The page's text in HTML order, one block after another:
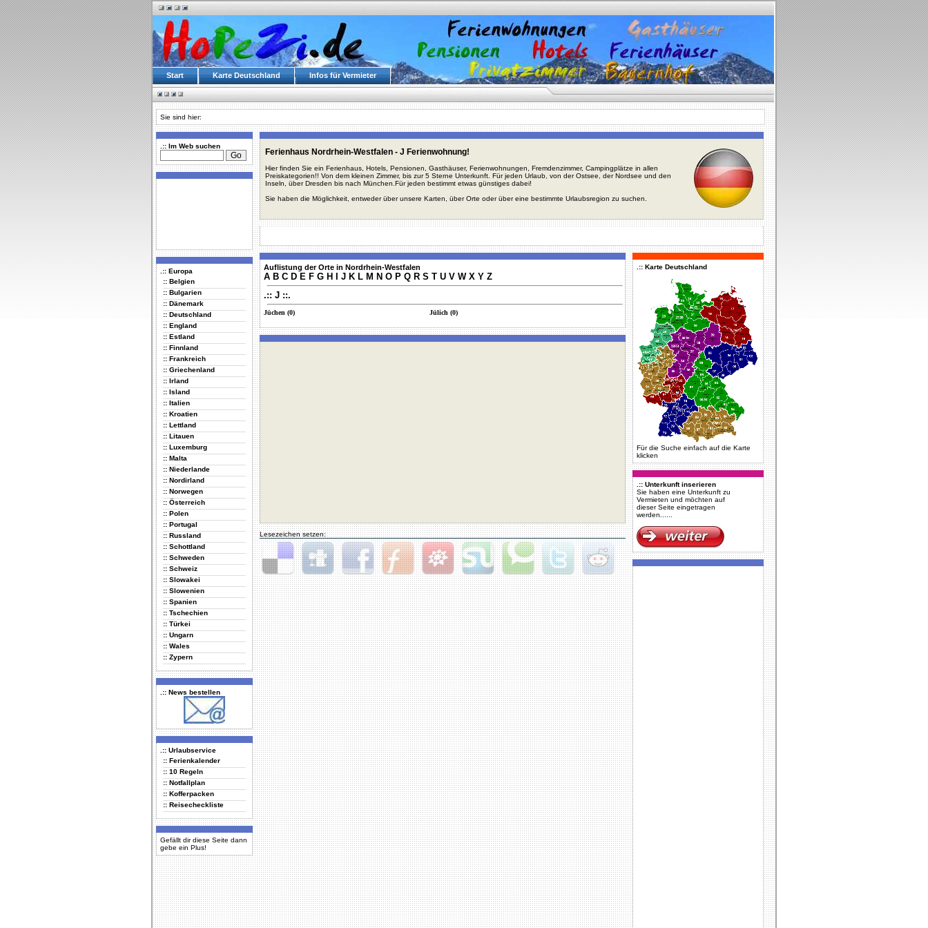
Start Karte Deutschland Infos für Vermieter
Sie sind hier:
.:: Im Web suchen
.:: Europa
:: Belgien
:: Bulgarien
:: Dänemark
:: Deutschland
:: England
:: Estland
:: Finnland
:: Frankreich
:: Griechenland
:: Irland
:: Island
:: Italien
:: Kroatien
:: Lettland
:: Litauen
:: Luxemburg
:: Malta
:: Niederlande
:: Nordirland
:: Norwegen
:: Österreich
:: Polen
:: Portugal
:: Russland
:: Schottland
:: Schweden
:: Schweiz
:: Slowakei
:: Slowenien
:: Spanien
:: Tschechien
:: Türkei
:: Ungarn
:: Wales
:: Zypern
.:: News bestellen
.:: Urlaubservice
:: Ferienkalender
:: 10 Regeln
:: Notfallplan
:: Kofferpacken
:: Reisecheckliste
Gefällt dir diese Seite dann
gebe ein Plus!
Ferienhaus Nordrhein-Westfalen - J Ferienwohnung!
Hier finden Sie ein Ferienhaus, Hotels, Pensionen, Gasthäuser, Ferienwohnungen, Fremdenzimmer, Campingplätze in allen
Preiskategorien!! Von dem kleinen Zimmer, bis zur 5 Sterne Unterkunft. Für jeden Urlaub, von der Ostsee, der Nordsee und den
Inseln, über Dresden bis nach München.Für jeden bestimmt etwas günstiges dabei!
Sie haben die Möglichkeit, entweder über unsere Karten, über Orte oder über eine bestimmte Urlaubsregion zu suchen.
Auflistung der Orte in Nordrhein-Westfalen
A B C D E F G H J K L M N O P Q R S T U V W X Y Z
.:: J ::.
Jüchen (0) Jülich (0)
Lesezeichen setzen:
Delicious Digg Facebook Furl StudiVZ StumbleUponTechnorati Twitter Reddit
.:: Karte Deutschland
Für die Suche einfach auf die Karte
klicken
.:: Unterkunft inserieren
Sie haben eine Unterkunft zu
Vermieten und möchten auf
dieser Seite eingetragen
werden......